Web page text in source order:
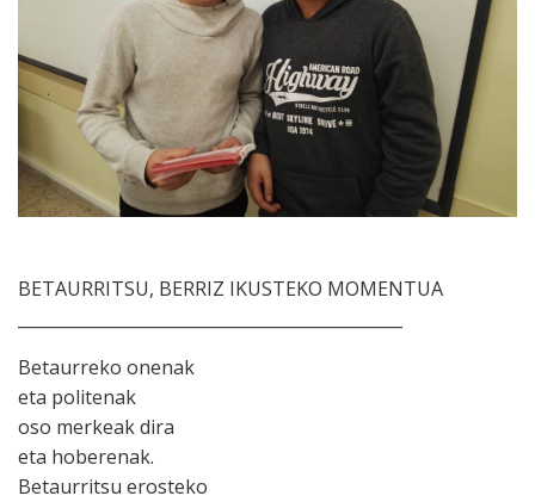
BETAURRITSU, BERRIZ IKUSTEKO MOMENTUA
Betaurreko onenak
eta politenak
oso merkeak dira
eta hoberenak.
Betaurritsu erosteko